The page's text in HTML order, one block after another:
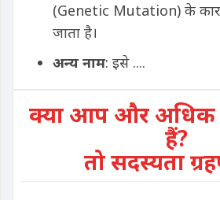
(Genetic Mutation) के
जाता है।
अन्य नाम: इसे ....
क्या आप और अधिक
हैं?
तो सदस्यता